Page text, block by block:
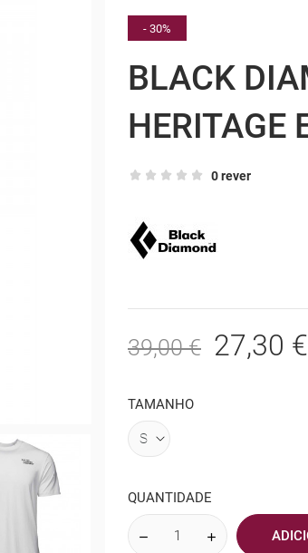
- 30%
BLACK
HERITAGE
0 rever
39,00 € 27,30 €
TAMANHO
QUANTIDADE